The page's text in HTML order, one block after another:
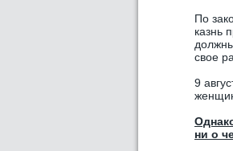
По
казнь
свое
9
ни о